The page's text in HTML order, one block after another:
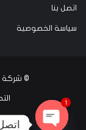
اتصل بنا
سياسة الخصوصية
© شركة
1